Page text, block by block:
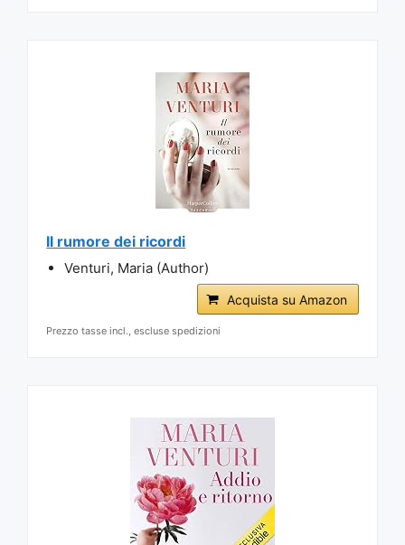
Il rumore dei ricordi
Venturi, Maria (Author)
Acquista su Amazon
Prezzo tasse incl., escluse spedizioni